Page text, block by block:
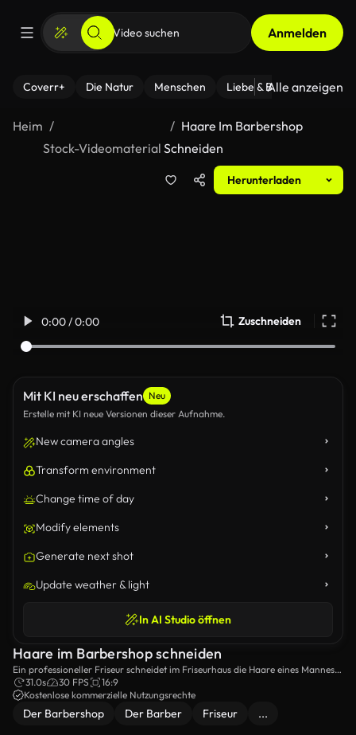
Anmelden
Coverr+ Die Natur Menschen Liebe & Beziehungen
Alle anzeigen
Heim
Stock-Videomaterial
Haare Im Barbershop
Schneiden
Herunterladen
0:00 / 0:00 Zuschneiden
Mit KI neu erschaffen Neu
Erstelle mit KI neue Versionen dieser Aufnahme.
New camera angles
Transform environment
Change time of day
Modify elements
Generate next shot
Update weather & light
In AI Studio öffnen
Haare im Barbershop schneiden
Ein professioneller Friseur schneidet im Friseurhaus die Haare eines Mannes
ab.31.0s 30 FPS
16:9
Kostenlose kommerzielle Nutzungsrechte
Der Barbershop Der Barber Friseur ...